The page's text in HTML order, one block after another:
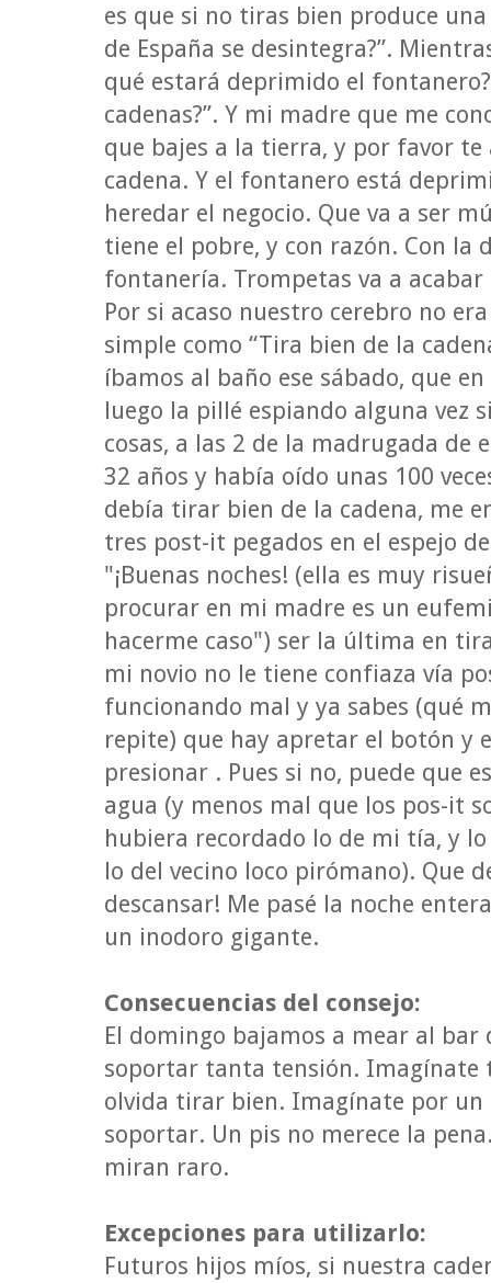
es que si no tiras bien produce
de España se desintegra?”.
qué estará deprimido el
cadenas?”. Y mi madre que me
que bajes a la tierra, y por favor
cadena. Y el fontanero está
heredar el negocio. Que va a ser
tiene el pobre, y con razón. Con la
fontanería. Trompetas va a acabar
Por si acaso nuestro cerebro no
simple como “Tira bien de la
íbamos al baño ese sábado, que
luego la pillé espiando alguna vez
cosas, a las 2 de la madrugada de
32 años y había oído unas 100
debía tirar bien de la cadena, me
tres post-it pegados en el espejo
"¡Buenas noches! (ella es muy
procurar en mi madre es un
hacerme caso") ser la última en
mi novio no le tiene confiaza vía
funcionando mal y ya sabes (qué
repite) que hay apretar el botón y
presionar . Pues si no, puede que
agua (y menos mal que los pos-it
hubiera recordado lo de mi tía, y
lo del vecino loco pirómano). Que
descansar! Me pasé la noche
un inodoro gigante.
Consecuencias del consejo:
El domingo bajamos a mear al bar
soportar tanta tensión. Imagínate
olvida tirar bien. Imagínate por
soportar. Un pis no merece la
miran raro.
Excepciones para utilizarlo:
Futuros hijos míos, si nuestra